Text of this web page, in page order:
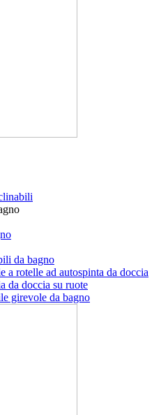
da bagno
a rotelle ad autospinta da doccia
da doccia su ruote
girevole da bagno